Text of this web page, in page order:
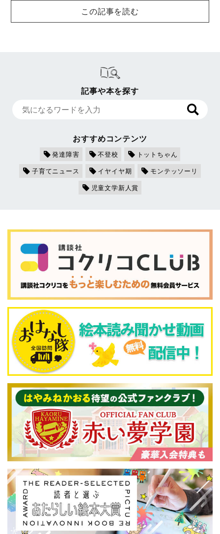
この記事を読む
記事や本を探す
おすすめコンテンツ
発達障害 不登校
トットちゃん
子育てニュース
イヤイヤ期
モンテッソーリ
児童文学新人賞